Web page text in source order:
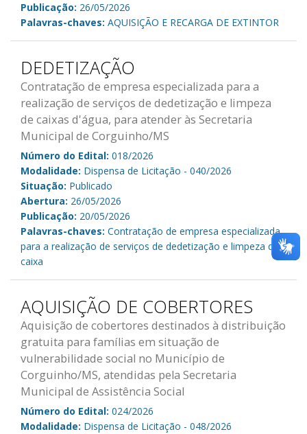
Publicação: 26/05/2026
Palavras-chaves: AQUISIÇÃO E RECARGA DE EXTINTOR
DEDETIZAÇÃO
Contratação de empresa especializada para a
realização de serviços de dedetização e limpeza
de caixas d'água, para atender às Secretaria
Municipal de Corguinho/MS
Número do Edital: 018/2026
Modalidade: Dispensa de Licitação - 040/2026
Situação: Publicado
Abertura: 26/05/2026
Publicação: 20/05/2026
Palavras-chaves: Contratação de empresa especializada
para a realização de serviços de dedetização e limpeza de
caixa
AQUISIÇÃO DE COBERTORES
Aquisição de cobertores destinados à distribuição
gratuita para famílias em situação de
vulnerabilidade social no Município de
Corguinho/MS, atendidas pela Secretaria
Municipal de Assistência Social
Número do Edital: 024/2026
Modalidade: Dispensa de Licitação - 048/2026